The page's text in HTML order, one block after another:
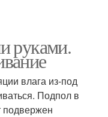
руками.
влага из-под
Подпол в
подвержен